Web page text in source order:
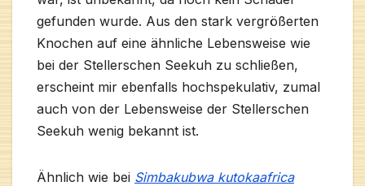
gefunden wurde. Aus den stark vergrößerten
Knochen auf eine ähnliche Lebensweise wie
bei der Stellerschen Seekuh zu schließen,
erscheint mir ebenfalls hochspekulativ, zumal
auch von der Lebensweise der Stellerschen
Seekuh wenig bekannt ist.
Ähnlich wie bei Simbakubwa kutokaafrica